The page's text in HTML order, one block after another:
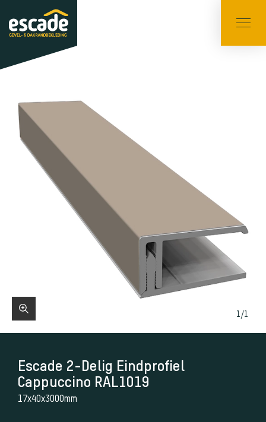
1/1
Escade 2-Delig Eindprofiel
Cappuccino RAL1019
17x40x3000mm